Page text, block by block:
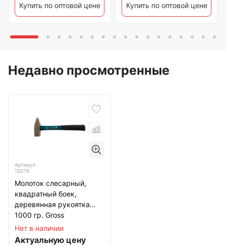
Купить по оптовой цене Купить по оптовой цене
Недавно просмотренные
Артикул
10279
Молоток слесарный,
квадратный боек,
деревянная рукоятка
1000 гр. Gross
Нет в наличии
Актуальную цену